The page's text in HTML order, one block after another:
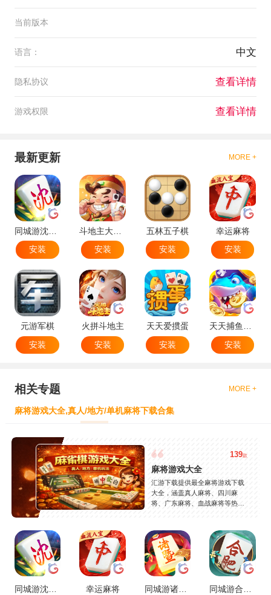
当前版本
语言： 中文
隐私协议 查看详情
游戏权限 查看详情
最新更新 MORE +
同城游沈阳麻将
安装
安装
五林五子棋
安装
幸运麻将
安装
元游军棋
安装
火拼斗地主
安装
天天爱掼蛋
安装
安装
相关专题 MORE +
麻将游戏大全,真人/地方/单机麻将下载合集
139款
麻将游戏大全
汇游下载提供最全麻将游戏下载
大全，涵盖真人麻将、四川麻
将、广东麻将、血战麻将等热门
富，安全稳定，持续更新。
同城游沈阳麻将 幸运麻将 同城游诸暨包麻将